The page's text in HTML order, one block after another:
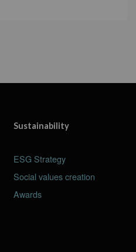
Sustainability
ESG Strategy
Social values creation
Awards